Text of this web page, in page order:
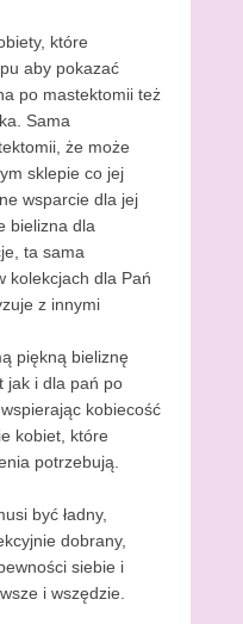
które
aby pokazać
po mastektomii też
Sama
że może
sklepie co jej
wsparcie dla jej
bielizna dla
ta sama
kolekcjach dla Pań
z innymi
piękną bieliznę
jak i dla pań po
kobiecość
kobiet, które
potrzebują.
być ładny,
dobrany,
siebie i
i wszędzie.